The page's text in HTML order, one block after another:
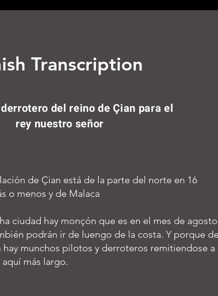
Transcription
del reino de Çian para el
rey nuestro señor
de Çian está de la parte del norte en 16
o menos y de Malaca
ciudad hay monçón que es en el mes de agosto
podrán ir de luengo de la costa. Y porque
hay munchos pilotos y derroteros remitiendose a
más largo.